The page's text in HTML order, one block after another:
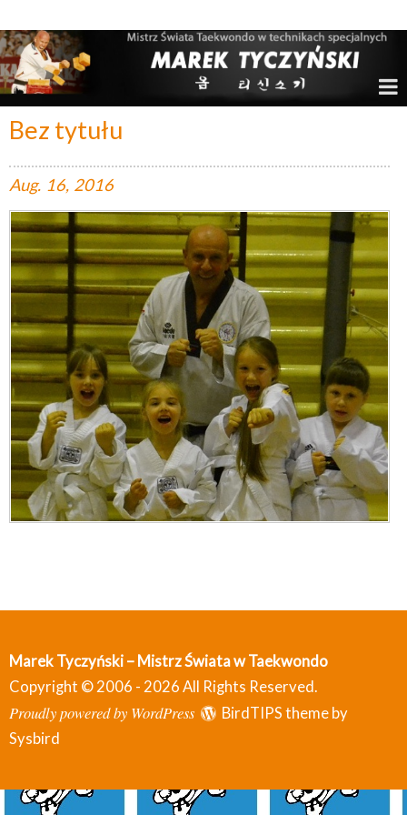
Bez tytułu
Aug. 16, 2016
Marek Tyczyński – Mistrz Świata w Taekwondo
Copyright © 2006 - 2026 All Rights Reserved.
Proudly powered by WordPress
BirdTIPS theme by
Sysbird